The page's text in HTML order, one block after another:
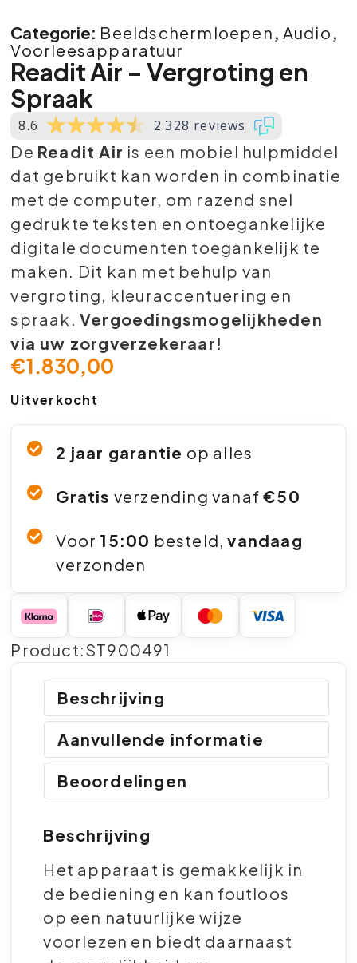
Categorie: Beeldschermloepen , Audio ,
Voorleesapparatuur
Readit Air – Vergroting en
Spraak
8.6 2.328 reviews
De Readit Air is een mobiel hulpmiddel
dat gebruikt kan worden in combinatie
met de computer, om razend snel
gedrukte teksten en ontoegankelijke
digitale documenten toegankelijk te
maken. Dit kan met behulp van
vergroting, kleuraccentuering en
spraak.Vergoedingsmogelijkheden
via uw zorgverzekeraar!
€1.830,00
Uitverkocht
2 jaar garantie op alles
Gratis verzending vanaf€50
Voor 15:00 besteld,vandaag
verzonden
Product:ST900491
Beschrijving
Aanvullende informatie
Beoordelingen
Beschrijving
Het apparaat is gemakkelijk in
de bediening en kan foutloos
op een natuurlijke wijze
voorlezen en biedt daarnaast